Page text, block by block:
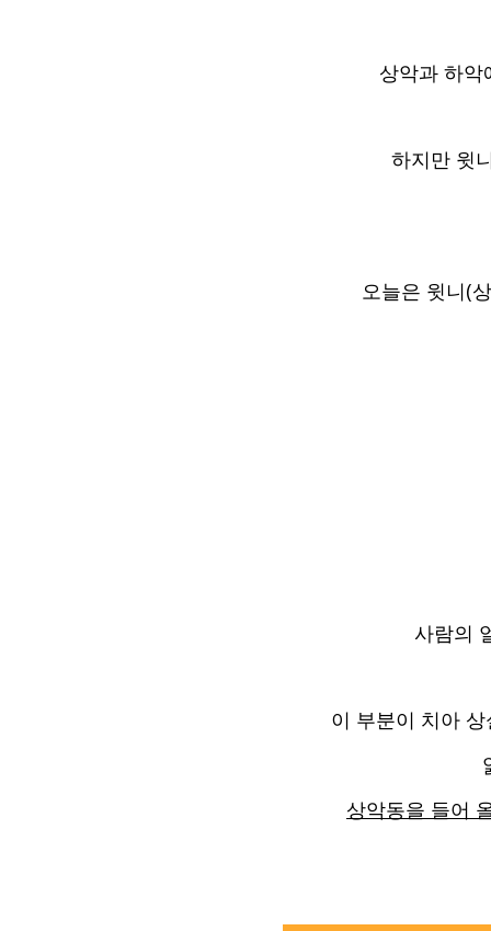
상악과 하악
하지만 윗
오늘은 윗니(
사람의
이 부분이 치아
상악동을 들어